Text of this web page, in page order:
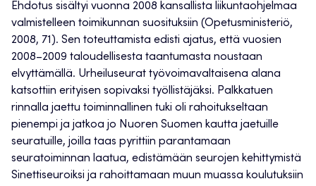
Ehdotus sisältyi vuonna 2008 kansallista liikuntaohjelmaa
valmistelleen toimikunnan suosituksiin (Opetusministeriö,
2008, 71). Sen toteuttamista edisti ajatus, että vuosien
2008–2009 taloudellisesta taantumasta noustaan
elvyttämällä. Urheiluseurat työvoimavaltaisena alana
katsottiin erityisen sopivaksi työllistäjäksi. Palkkatuen
rinnalla jaettu toiminnallinen tuki oli rahoitukseltaan
pienempi ja jatkoa jo Nuoren Suomen kautta jaetuille
seuratuille, joilla taas pyrittiin parantamaan
seuratoiminnan laatua, edistämään seurojen kehittymistä
Sinettiseuroiksi ja rahoittamaan muun muassa koulutuksiin